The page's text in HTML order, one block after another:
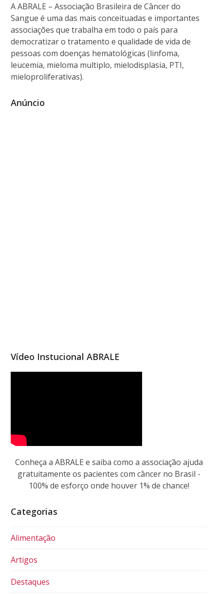
A ABRALE – Associação Brasileira de Câncer do
Sangue é uma das mais conceituadas e importantes
associações que trabalha em todo o país para
democratizar o tratamento e qualidade de vida de
pessoas com doenças hematológicas (linfoma,
leucemia, mieloma multiplo, mielodisplasia, PTI,
mieloproliferativas).
Anúncio
Vídeo Instucional ABRALE
Conheça a ABRALE e saiba como a associação ajuda
gratuitamente os pacientes com câncer no Brasil -
100% de esforço onde houver 1% de chance!
Categorias
Alimentação
Artigos
Destaques